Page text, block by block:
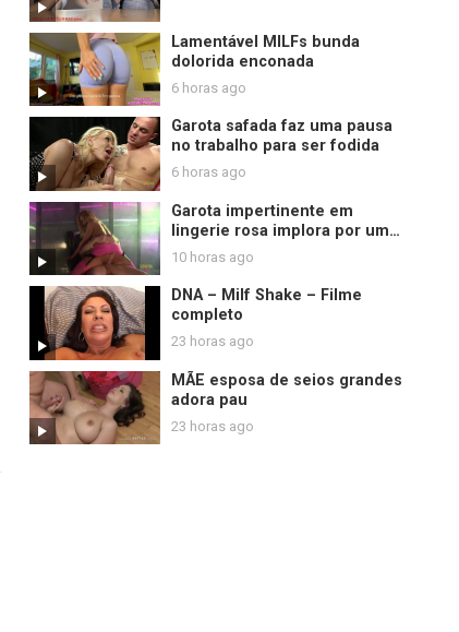
Lamentável MILFs bunda
dolorida enconada
6 horas ago
Garota safada faz uma pausa
no trabalho para ser fodida
6 horas ago
Garota impertinente em
lingerie rosa implora por um
pau grosso
10 horas ago
DNA – Milf Shake – Filme
completo
23 horas ago
MÃE esposa de seios grandes
adora pau
23 horas ago